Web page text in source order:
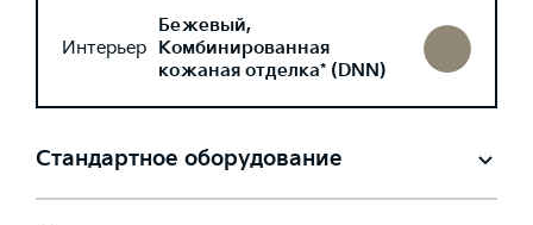
Интерьер
Бежевый,
Комбинированная
кожаная отделка* (DNN)
Стандартное оборудование